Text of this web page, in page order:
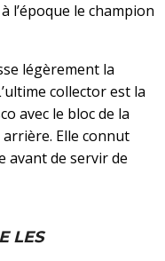
l’époque le champion
légèrement la
collector est la
avec le bloc de la
Elle connut
avant de servir de
LES